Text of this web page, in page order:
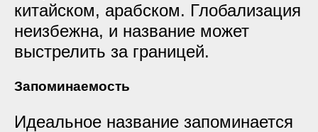
китайском, арабском. Глобализация
неизбежна, и название может
выстрелить за границей.
Запоминаемость
Идеальное название запоминается